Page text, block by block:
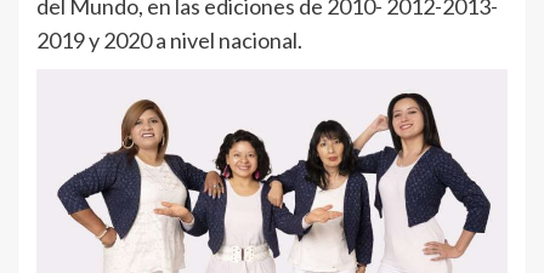
del Mundo, en las ediciones de 2010- 2012-2013-
2019 y 2020 a nivel nacional.